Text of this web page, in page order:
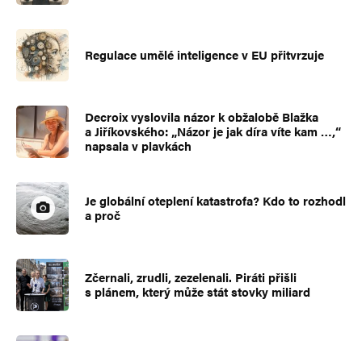
Regulace umělé inteligence v EU přitvrzuje
Decroix vyslovila názor k obžalobě Blažka
a Jiříkovského: „Názor je jak díra víte kam …,“
napsala v plavkách
Je globální oteplení katastrofa? Kdo to rozhodl
a proč
Zčernali, zrudli, zezelenali. Piráti přišli
s plánem, který může stát stovky miliard